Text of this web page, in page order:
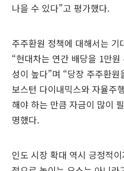
나을 수 있다”고 평가했다.
주주환원 정책에 대해서는 기
“현대차는 연간 배당을 1만
성이 높다”며 “당장 주주환
보스턴 다이내믹스와 자율주
해야 하는 만큼 자금이 많이
명했다.
인도 시장 확대 역시 긍정적